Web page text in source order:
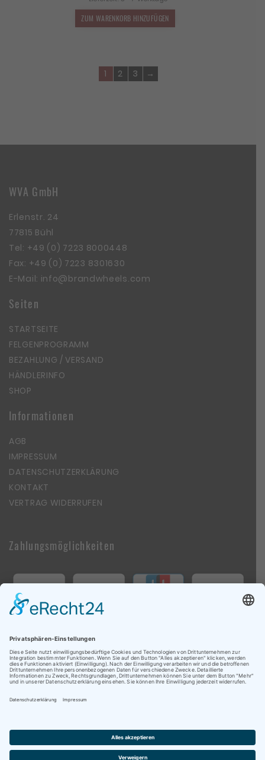
2.550,00 €
ZUM WARENKORB HINZUFÜGEN
1 2 3 →
WVA GmbH
Erlenstr. 24
77815 Bühl
Tel: +49 (0) 7223 8000448
Fax: +49 (0) 7223 8301630
E-Mail: info@brandwheels.com
Seiten
STARTSEITE
FELGENPROGRAMM
BEZAHLUNG / VERSAND
HÄNDLERINFO
SHOP
Informationen
AGB
IMPRESSUM
DATENSCHUTZERKLÄRUNG
KONTAKT
VERTRAG WIDERRUFEN
Zahlungsmöglichkeiten